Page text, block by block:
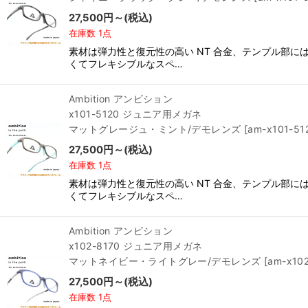
27,500円 ～(税込)
在庫数 1点
素材は弾力性と復元性の高い NT 合金、テンプル部に
くてフレキシブルなスペ…
Ambition アンビション
x101-5120 ジュニア用メガネ
マットグレージュ・ミント/デモレンズ [am-x101-
27,500円 ～(税込)
在庫数 1点
素材は弾力性と復元性の高い NT 合金、テンプル部に
くてフレキシブルなスペ…
Ambition アンビション
x102-8170 ジュニア用メガネ
マットネイビー・ライトグレー/デモレンズ [am-
27,500円 ～(税込)
在庫数 1点